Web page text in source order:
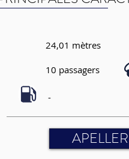
24,01 mètres
10 passagers
-